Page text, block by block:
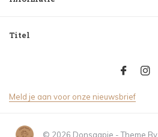
Titel
Meld je aan voor onze nieuwsbrief
© 2026 Donsaapje - Theme By